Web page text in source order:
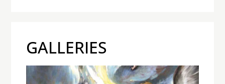
GALLERIES